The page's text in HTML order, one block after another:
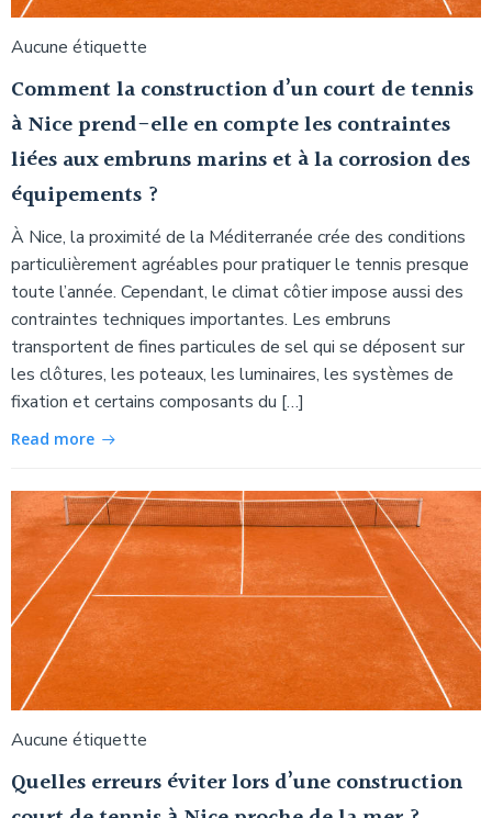
Aucune étiquette
Comment la construction d’un court de tennis
à Nice prend-elle en compte les contraintes
liées aux embruns marins et à la corrosion des
équipements ?
À Nice, la proximité de la Méditerranée crée des conditions
particulièrement agréables pour pratiquer le tennis presque
toute l’année. Cependant, le climat côtier impose aussi des
contraintes techniques importantes. Les embruns
transportent de fines particules de sel qui se déposent sur
les clôtures, les poteaux, les luminaires, les systèmes de
fixation et certains composants du […]
Read more
Aucune étiquette
Quelles erreurs éviter lors d’une construction